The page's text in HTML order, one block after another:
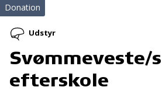
Massagestol
Donation
Udstyr
Svømmeveste/
efterskole